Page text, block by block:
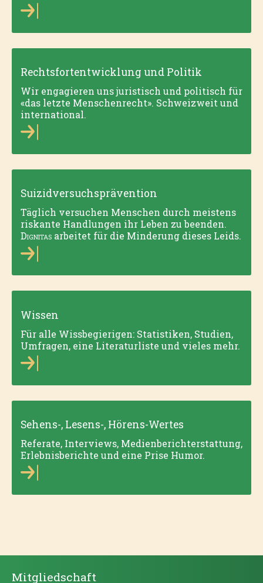
Rechtsfortentwicklung und Politik
Wir engagieren uns juristisch und politisch für
«das letzte Menschenrecht». Schweizweit und
international.
Suizidversuchsprävention
Täglich versuchen Menschen durch meistens
riskante Handlungen ihr Leben zu beenden.
Dignitasarbeitet für die Minderung dieses Leids.
Wissen
Für alle Wissbegierigen: Statistiken, Studien,
Umfragen, eine Literaturliste und vieles mehr.
Sehens-, Lesens-, Hörens-Wertes
Referate, Interviews, Medienberichterstattung,
Erlebnisberichte und eine Prise Humor.
Mitgliedschaft